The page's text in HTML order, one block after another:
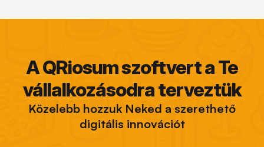
A QRiosum szoftvert a Te
vállalkozásodra terveztük
Közelebb hozzuk Neked a szerethető
digitális innovációt